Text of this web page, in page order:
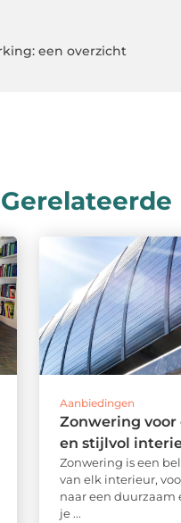
een overzicht
Aanbiedingen
Zonwering voor
en stijlvol
Zonwering is een
van elk interieur,
naar een duurzaam
je ...